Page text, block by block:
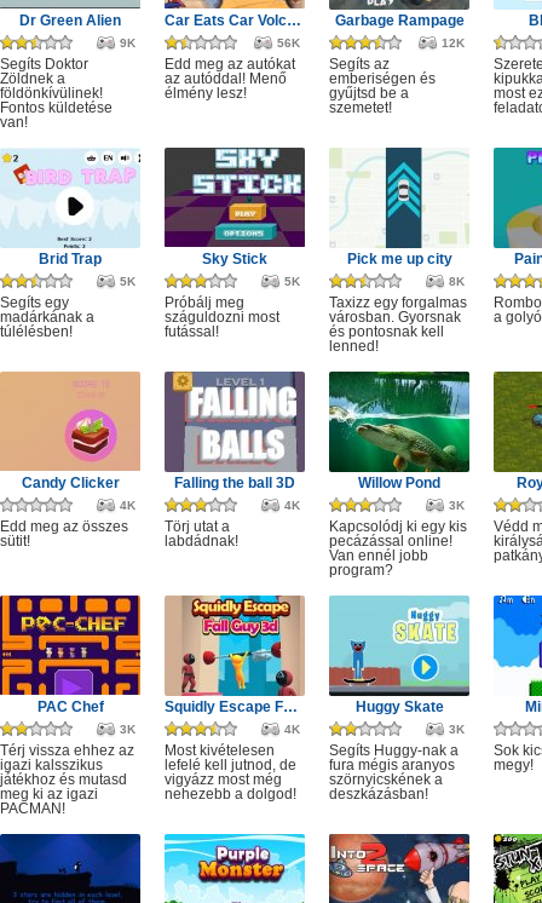
Dr Green Alien
9K
Segíts Doktor
Zöldnek a
földönkívülinek!
Fontos küldetése
van!
Car Eats Car Volcanic Adventure
56K
Edd meg az autókat
az autóddal! Menő
élmény lesz!
Garbage Rampage
12K
Segíts az
emberiségen és
gyűjtsd be a
szemetet!
most
Brid Trap
5K
Segíts egy
madárkának a
túlélésben!
Sky Stick
5K
Próbálj meg
száguldozni most
futással!
Pick me up city
8K
Taxizz egy forgalmas
városban. Gyorsnak
és pontosnak kell
lenned!
a
Candy Clicker
4K
Edd meg az összes
sütit!
Falling the ball 3D
4K
Törj utat a
labdádnak!
Willow Pond
3K
Kapcsolódj ki egy kis
pecázással online!
Van ennél jobb
program?
Védd
PAC Chef
3K
Térj vissza ehhez az
igazi kalsszikus
játékhoz és mutasd
meg ki az igazi
PACMAN!
Squidly Escape Fall Guy 3D
4K
Most kivételesen
lefelé kell jutnod, de
vigyázz most még
nehezebb a dolgod!
Huggy Skate
3K
Segíts Huggy-nak a
fura mégis aranyos
szörnyicskének a
deszkázásban!
Sok
megy!